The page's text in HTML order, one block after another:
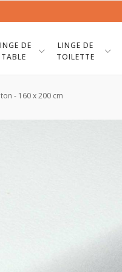
DE
TABLE
LINGE DE
TOILETTE
- 160 x 200 cm